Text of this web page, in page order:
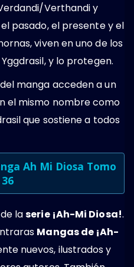
Verthandi y
pasado, el presente y el
viven en uno de los
y lo protegen.
manga acceden a un
el mismo nombre como
que sostiene a todos
Ah Mi Diosa Tomo
36
laserie ¡Ah-Mi Diosa!.
Mangas de ¡Ah-
nuevos, ilustrados y